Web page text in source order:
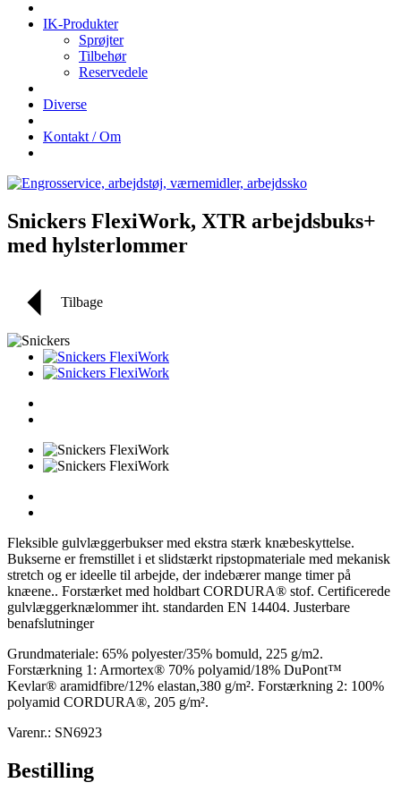
IK-Produkter
Sprøjter
Tilbehør
Reservedele
Diverse
Kontakt / Om
Snickers FlexiWork, XTR arbejdsbuks+
med hylsterlommer
Tilbage
Fleksible gulvlæggerbukser med ekstra stærk knæbeskyttelse.
Bukserne er fremstillet i et slidstærkt ripstopmateriale med mekanisk
stretch og er ideelle til arbejde, der indebærer mange timer på
knæene.. Forstærket med holdbart CORDURA® stof. Certificerede
gulvlæggerknælommer iht. standarden EN 14404. Justerbare
benafslutninger
Grundmateriale: 65% polyester/35% bomuld, 225 g/m2.
Forstærkning 1: Armortex® 70% polyamid/18% DuPont™
Kevlar® aramidfibre/12% elastan,380 g/m². Forstærkning 2: 100%
polyamid CORDURA®, 205 g/m².
Varenr.: SN6923
Bestilling